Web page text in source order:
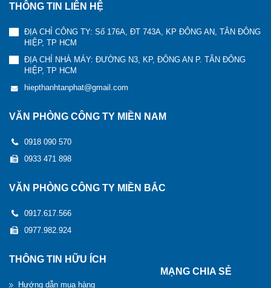
THÔNG TIN LIÊN HỆ
ĐỊA CHỈ CÔNG TY: Số 176A, ĐT 743A, KP ĐÔNG AN, TÂN ĐÔNG
HIỆP, TP HCM
ĐỊA CHỈ NHÀ MÁY: ĐƯỜNG N3, KP, ĐÔNG AN P. TÂN ĐÔNG
HIỆP, TP HCM
hiepthanhtanphat@gmail.com
VĂN PHÒNG CÔNG TY MIỀN NAM
0918 090 570
0933 471 898
VĂN PHÒNG CÔNG TY MIỀN BẮC
0917.617.566
0977.982.924
THÔNG TIN HỮU ÍCH
Hướng dẫn mua hàng
MẠNG CHIA SẺ